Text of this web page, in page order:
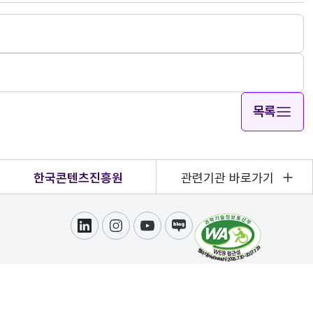
목록
한국콘텐츠진흥원 관련기관 바로가기
링크드인인스타그램
유튜브블로그